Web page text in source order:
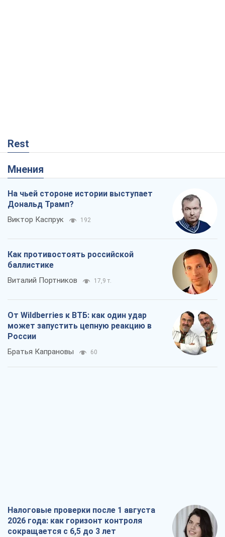
Rest
Мнения
На чьей стороне истории выступает
Дональд Трамп?
Виктор Каспрук 192
Как противостоять российской
баллистике
Виталий Портников 17,9 т.
От Wildberries к ВТБ: как один удар
может запустить цепную реакцию в
России
Братья Капрановы 60
Налоговые проверки после 1 августа
2026 года: как горизонт контроля
сокращается с 6,5 до 3 лет